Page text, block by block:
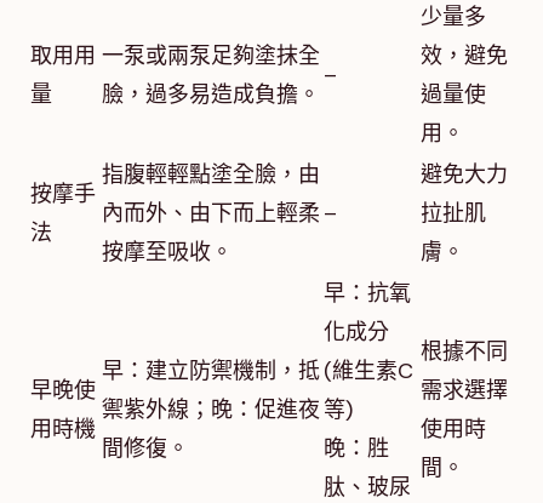
取用用
量
一泵或兩泵足夠塗抹全
臉，過多易造成負擔。
–
少量多
效，避免
過量使
用。
按摩手
法
指腹輕輕點塗全臉，由
內而外、由下而上輕柔
按摩至吸收。
–
避免大力
拉扯肌
膚。
早晚使
用時機
早：建立防禦機制，抵
禦紫外線；晚：促進夜
間修復。
早：抗氧
化成分
(維生素C
等)
晚：胜
肽、玻尿
根據不同
需求選擇
使用時
間。